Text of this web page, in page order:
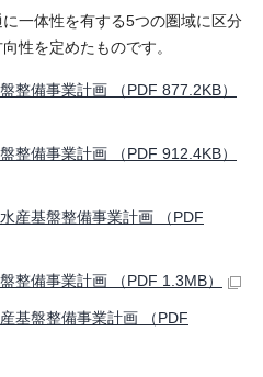
一体性を有する5つの圏域に区分
性を定めたものです。
整備事業計画 （PDF 877.2KB）
整備事業計画 （PDF 912.4KB）
産基盤整備事業計画 （PDF
整備事業計画 （PDF 1.3MB）
基盤整備事業計画 （PDF